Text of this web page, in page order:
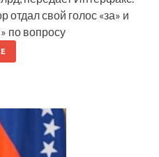
отдал свой голос «за» и
по вопросу